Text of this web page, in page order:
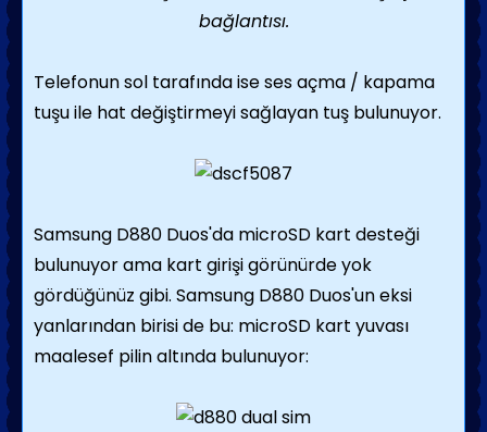
bağlantısı.
Telefonun sol tarafında ise ses açma / kapama
tuşu ile hat değiştirmeyi sağlayan tuş bulunuyor.
Samsung D880 Duos'da microSD kart desteği
bulunuyor ama kart girişi görünürde yok
gördüğünüz gibi. Samsung D880 Duos'un eksi
yanlarından birisi de bu: microSD kart yuvası
maalesef pilin altında bulunuyor: